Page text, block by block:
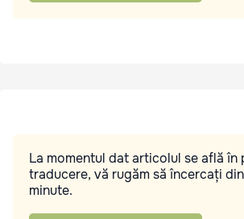
La momentul dat articolul se află în
traducere, vă rugăm să încercați
minute.